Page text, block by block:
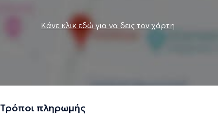
Κάνε κλικ εδώ για να δεις τον χάρτη
Τρόποι πληρωμής